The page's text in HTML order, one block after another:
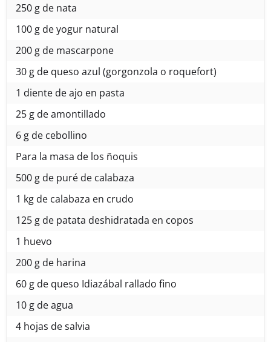
250 g de nata
100 g de yogur natural
200 g de mascarpone
30 g de queso azul (gorgonzola o roquefort)
1 diente de ajo en pasta
25 g de amontillado
6 g de cebollino
Para la masa de los ñoquis
500 g de puré de calabaza
1 kg de calabaza en crudo
125 g de patata deshidratada en copos
1 huevo
200 g de harina
60 g de queso Idiazábal rallado fino
10 g de agua
4 hojas de salvia